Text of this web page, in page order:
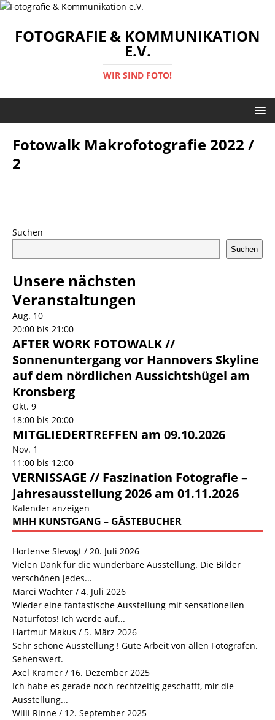
FOTOGRAFIE & KOMMUNIKATION
E.V.
WIR SIND FOTO!
Fotowalk Makrofotografie 2022 /
2
Suchen
Suchen
Unsere nächsten
Veranstaltungen
Aug. 10
20:00 bis 21:00
AFTER WORK FOTOWALK //
Sonnenuntergang vor Hannovers Skyline
auf dem nördlichen Aussichtshügel am
Kronsberg
Okt. 9
18:00 bis 20:00
MITGLIEDERTREFFEN am 09.10.2026
Nov. 1
11:00 bis 12:00
VERNISSAGE // Faszination Fotografie –
Jahresausstellung 2026 am 01.11.2026
Kalender anzeigen
MHH KUNSTGANG – GÄSTEBUCHER
Hortense Slevogt / 20. Juli 2026
Vielen Dank für die wunderbare Ausstellung. Die Bilder
verschönen jedes...
Marei Wächter / 4. Juli 2026
Wieder eine fantastische Ausstellung mit sensationellen
Naturfotos! Ich werde auf...
Hartmut Makus / 5. März 2026
Sehr schöne Ausstellung ! Gute Arbeit von allen Fotografen.
Sehenswert.
Axel Kramer / 16. Dezember 2025
Ich habe es gerade noch rechtzeitig geschafft, mir die
Ausstellung...
Willi Rinne / 12. September 2025